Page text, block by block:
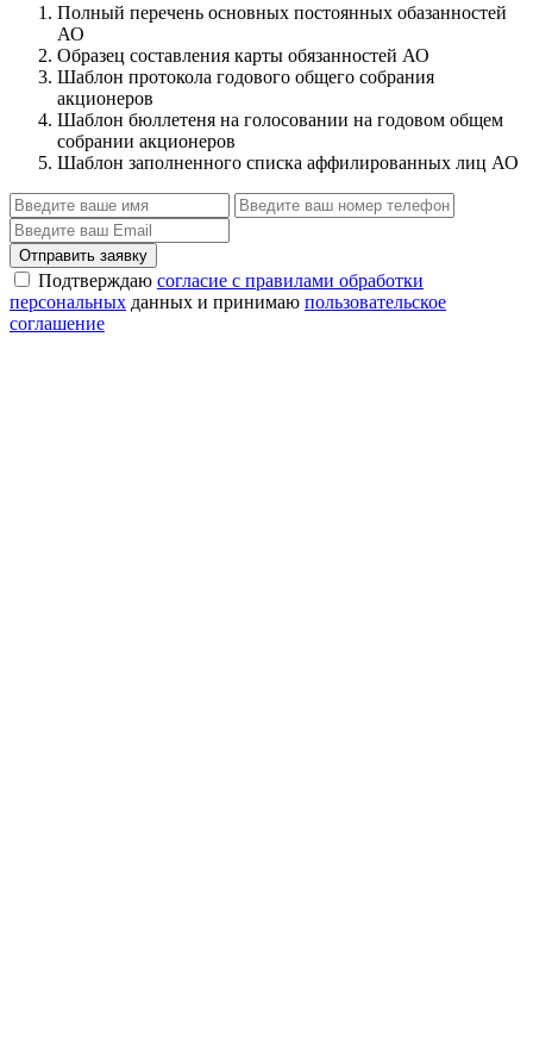
Полный перечень основных постоянных обазанностей
АО
Образец составления карты обязанностей АО
Шаблон протокола годового общего собрания
акционеров
Шаблон бюллетеня на голосовании на годовом общем
собрании акционеров
Шаблон заполненного списка аффилированных лиц АО
Отправить заявку
Подтверждаю согласие с правилами обработки
персональных данных и принимаю пользовательское
соглашение